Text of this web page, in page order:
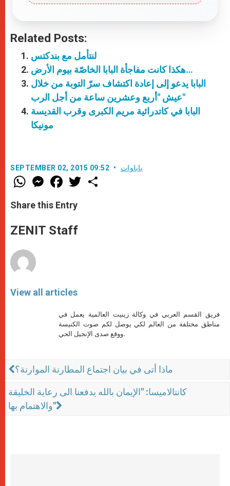
Related Posts:
لنتأمل مع بندكتس
هكذا كانت مفاجأة البابا الخاصّة بيوم الأرض…
البابا يدعو إلى إعادة اكتشاف سرّ التوبة من خلال
عيش "أربع وعشرين ساعة من أجل الرب"
البابا في كاتدرائية مريم الكبرى وقرب القديسة
مونيكا
SEPTEMBER 02, 2015 09:52 باباوات
W
h
t
s
p
p
M
e
s
e
g
e
F
a
e
b
o
k
T
w
Share this Entry
ZENIT Staff
View all articles
فريق القسم العربي في وكالة زينيت العالمية يعمل في
مناطق مختلفة من العالم لكي يوصل لكم صوت الكنيسة
ووقع صدى الإنجيل الحي.
ماذا أتى في بيان اجتماع المطارنة الموارنة؟
كانتالاميسا: "الإيمان بالله يدفعنا الى رعاية الخليقة
والاهتمام بها"